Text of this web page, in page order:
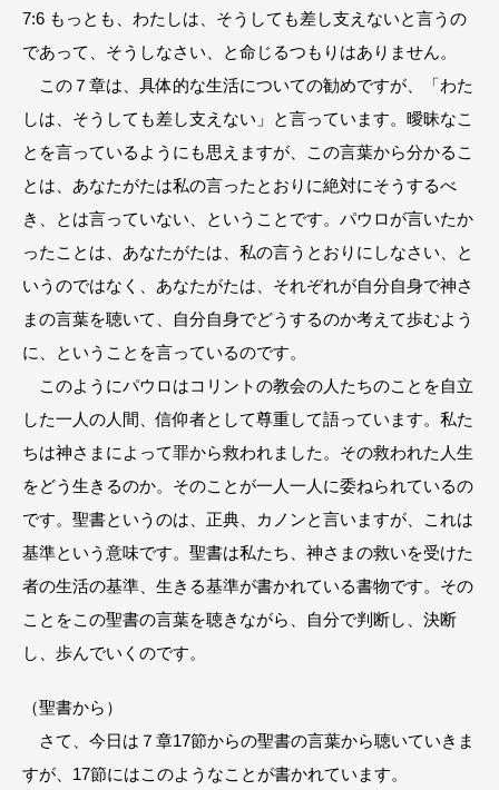
7:6 もっとも、わたしは、そうしても差し支えないと言うの
であって、そうしなさい、と命じるつもりはありません。
この７章は、具体的な生活についての勧めですが、「わた
しは、そうしても差し支えない」と言っています。曖昧なこ
とを言っているようにも思えますが、この言葉から分かるこ
とは、あなたがたは私の言ったとおりに絶対にそうするべ
き、とは言っていない、ということです。パウロが言いたか
ったことは、あなたがたは、私の言うとおりにしなさい、と
いうのではなく、あなたがたは、それぞれが自分自身で神さ
まの言葉を聴いて、自分自身でどうするのか考えて歩むよう
に、ということを言っているのです。
このようにパウロはコリントの教会の人たちのことを自立
した一人の人間、信仰者として尊重して語っています。私た
ちは神さまによって罪から救われました。その救われた人生
をどう生きるのか。そのことが一人一人に委ねられているの
です。聖書というのは、正典、カノンと言いますが、これは
基準という意味です。聖書は私たち、神さまの救いを受けた
者の生活の基準、生きる基準が書かれている書物です。その
ことをこの聖書の言葉を聴きながら、自分で判断し、決断
し、歩んでいくのです。
（聖書から）
さて、今日は７章17節からの聖書の言葉から聴いていきま
すが、17節にはこのようなことが書かれています。